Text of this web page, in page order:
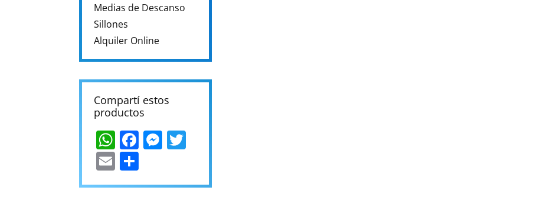
Medias de Descanso
Sillones
Alquiler Online
Compartí estos
productos
WhatsApp
Facebook
Messenger
Email